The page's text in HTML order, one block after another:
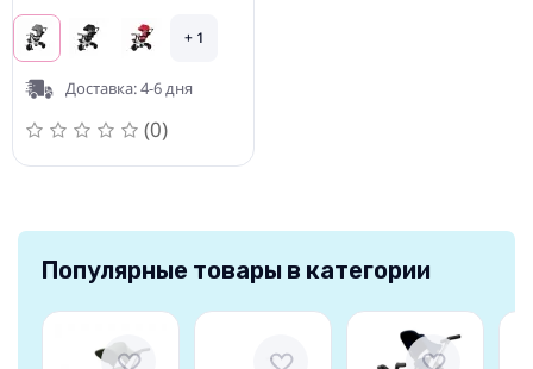
+ 1
Доставка: 4-6 дня
(0)
Популярные товары в категории